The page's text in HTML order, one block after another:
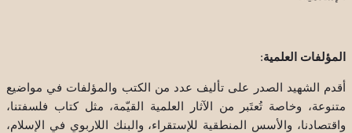
المؤلفات العلمية:
أقدم الشهيد الصدر على تأليف عدد من الكتب والمؤلفات في مواضيع
متنوعة، وخاصة تُعتَبر من الآثار العلمية القيّمة، مثل كتاب فلسفتنا،
واقتصادنا، والأسس المنطقية للإستقراء، والبنك اللاربوي في الإسلام،